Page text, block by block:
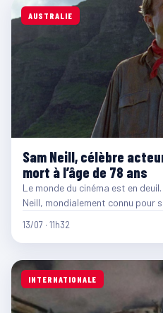
AUSTRALIE
Sam Neill, célèbre
mort à l’âge de 78 ans
Le monde du cinéma est en
Neill, mondialement connu pour
13/07 · 11h32
INTERNATIONALE